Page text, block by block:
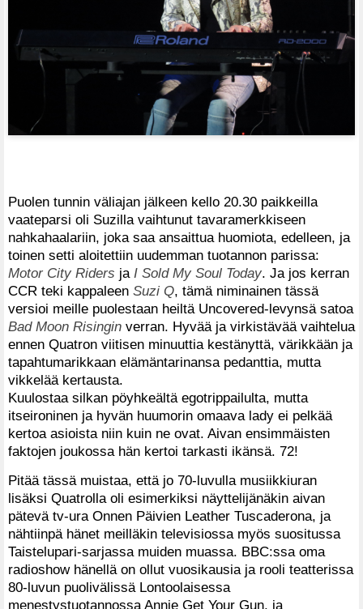
Puolen tunnin väliajan jälkeen kello 20.30 paikkeilla
vaateparsi oli Suzilla vaihtunut tavaramerkkiseen
nahkahaalariin, joka saa ansaittua huomiota, edelleen, ja
toinen setti aloitettiin uudemman tuotannon parissa:
Motor City Riders ja I Sold My Soul Today. Ja jos kerran
CCR teki kappaleen Suzi Q, tämä niminainen tässä
versioi meille puolestaan heiltä Uncovered-levynsä satoa
Bad Moon Risingin verran. Hyvää ja virkistävää vaihtelua
ennen Quatron viitisen minuuttia kestänyttä, värikkään ja
tapahtumarikkaan elämäntarinansa pedanttia, mutta
vikkelää kertausta.
Kuulostaa silkan pöyhkeältä egotrippailulta, mutta
itseironinen ja hyvän huumorin omaava lady ei pelkää
kertoa asioista niin kuin ne ovat. Aivan ensimmäisten
faktojen joukossa hän kertoi tarkasti ikänsä. 72!
Pitää tässä muistaa, että jo 70-luvulla musiikkiuran
lisäksi Quatrolla oli esimerkiksi näyttelijänäkin aivan
pätevä tv-ura Onnen Päivien Leather Tuscaderona, ja
nähtiinpä hänet meilläkin televisiossa myös suositussa
Taistelupari-sarjassa muiden muassa. BBC:ssa oma
radioshow hänellä on ollut vuosikausia ja rooli teatterissa
80-luvun puolivälissä Lontoolaisessa
menestystuotannossa Annie Get Your Gun, ja